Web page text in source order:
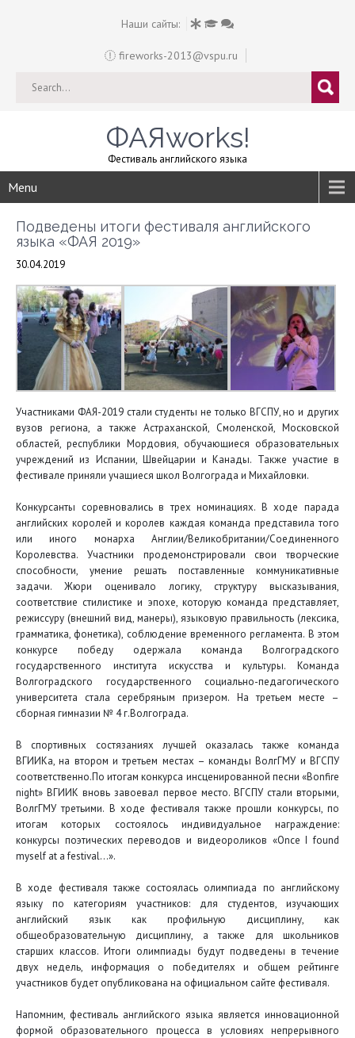
Наши сайты:
fireworks-2013@vspu.ru
ФАЯworks!
Фестиваль английского языка
Menu
Подведены итоги фестиваля английского
языка «ФАЯ 2019»
30.04.2019
Участниками ФАЯ-2019 стали студенты не только ВГСПУ, но и других
вузов региона, а также Астраханской, Смоленской, Московской
областей, республики Мордовия, обучающиеся образовательных
учреждений из Испании, Швейцарии и Канады. Также участие в
фестивале приняли учащиеся школ Волгограда и Михайловки.
Конкурсанты соревновались в трех номинациях. В ходе парада
английских королей и королев каждая команда представила того
или иного монарха Англии/Великобритании/Соединенного
Королевства. Участники продемонстрировали свои творческие
способности, умение решать поставленные коммуникативные
задачи. Жюри оценивало логику, структуру высказывания,
соответствие стилистике и эпохе, которую команда представляет,
режиссуру (внешний вид, манеры), языковую правильность (лексика,
грамматика, фонетика), соблюдение временного регламента. В этом
конкурсе победу одержала команда Волгоградского
государственного института искусства и культуры. Команда
Волгоградского государственного социально-педагогического
университета стала серебряным призером. На третьем месте –
сборная гимназии № 4 г.Волгограда.
В спортивных состязаниях лучшей оказалась также команда
ВГИИКа, на втором и третьем местах – команды ВолгГМУ и ВГСПУ
соответственно.По итогам конкурса инсценированной песни «Bonfire
night» ВГИИК вновь завоевал первое место. ВГСПУ стали вторыми,
ВолгГМУ третьими. В ходе фестиваля также прошли конкурсы, по
итогам которых состоялось индивидуальное награждение:
конкурсы поэтических переводов и видеороликов «Once I found
myself at a festival…».
В ходе фестиваля также состоялась олимпиада по английскому
языку по категориям участников: для студентов, изучающих
английский язык как профильную дисциплину, как
общеобразовательную дисциплину, а также для школьников
старших классов. Итоги олимпиады будут подведены в течение
двух недель, информация о победителях и общем рейтинге
участников будет опубликована на официальном сайте фестиваля.
Напомним, фестиваль английского языка является инновационной
формой образовательного процесса в условиях непрерывного